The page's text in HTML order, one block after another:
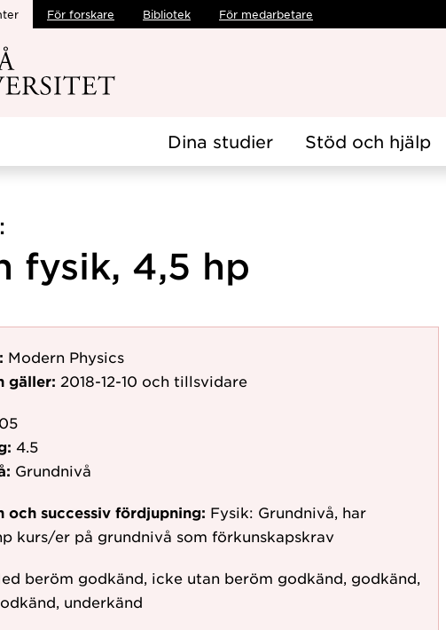
För forskare Bibliotek För medarbetare
Dina studier Stöd och hjälp
fysik, 4,5 hp
Modern Physics
gäller: 2018-12-10 och tillsvidare
4.5
Grundnivå
och successiv fördjupning: Fysik: Grundnivå, har
kurs/er på grundnivå som förkunskapskrav
beröm godkänd, icke utan beröm godkänd, godkänd,
underkänd